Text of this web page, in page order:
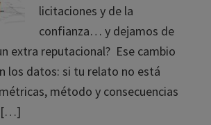
licitaciones y de la
confianza… y dejamos de
extra reputacional? Ese cambio
los datos: si tu relato no está
método y consecuencias
[…]